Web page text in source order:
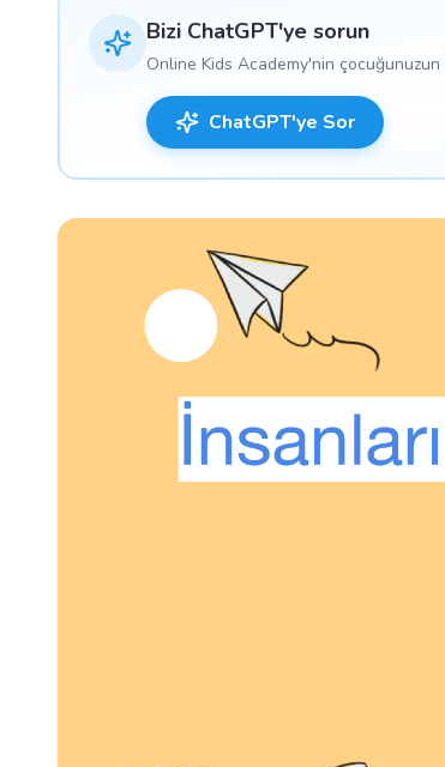
Bizi ChatGPT'ye sorun
Online Kids Academy'nin
ChatGPT'ye Sor